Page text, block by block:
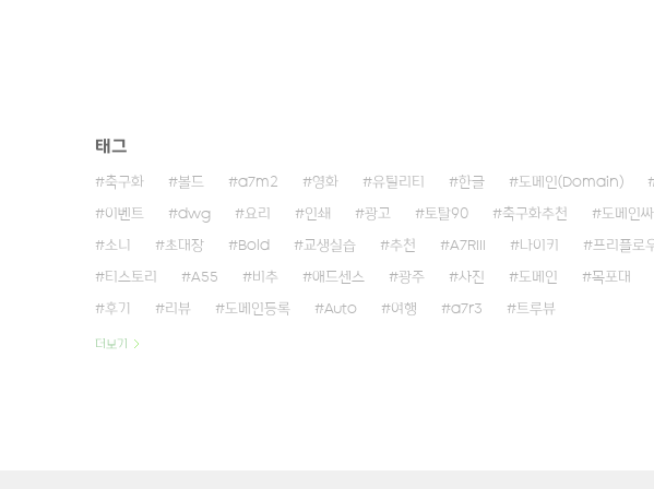
태그
축구화 볼드 a7m2 영화 유틸리티 한글 도메인(Domain)
이벤트 dwg 요리 인쇄 광고 토탈90 축구화추천 도메인
소니 초대장 Bold 교생실습 추천 A7RIII 나이키 프리플로
티스토리 A55 비추 애드센스 광주 사진 도메인 목포대
후기 리뷰 도메인등록 Auto 여행 a7r3 트루뷰
더보기